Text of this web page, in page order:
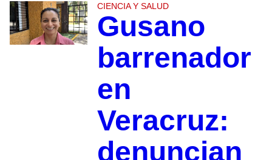
CIENCIA Y SALUD
Gusano
barrenador
en
Veracruz:
denuncian